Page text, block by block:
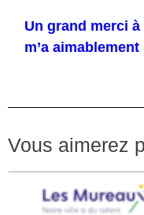
Un grand merci à
m’a
Vous aimerez